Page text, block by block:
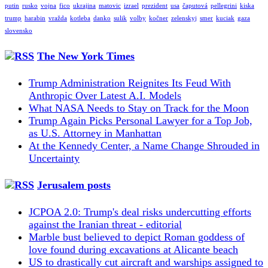
putin rusko vojna fico ukrajina matovic izrael prezident usa čaputová pellegrini kiska
trump harabin vražda kotleba danko sulik volby kočner zelenskyj smer kuciak gaza
slovensko
The New York Times
Trump Administration Reignites Its Feud With
Anthropic Over Latest A.I. Models
What NASA Needs to Stay on Track for the Moon
Trump Again Picks Personal Lawyer for a Top Job,
as U.S. Attorney in Manhattan
At the Kennedy Center, a Name Change Shrouded in
Uncertainty
Jerusalem posts
JCPOA 2.0: Trump's deal risks undercutting efforts
against the Iranian threat - editorial
Marble bust believed to depict Roman goddess of
love found during excavations at Alicante beach
US to drastically cut aircraft and warships assigned to